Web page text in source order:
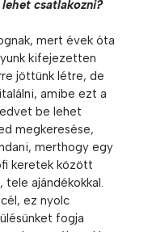
csatlakozni?
mert évek óta
kifejezetten
jöttünk létre, de
amibe ezt a
be lehet
megkeresése,
merthogy egy
keretek között
ajándékokkal.
ez nyolc
fogja